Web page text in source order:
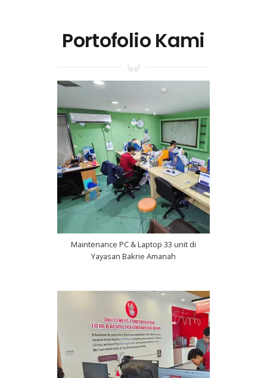
Portofolio Kami
Maintenance PC & Laptop 33 unit di
Yayasan Bakrie Amanah